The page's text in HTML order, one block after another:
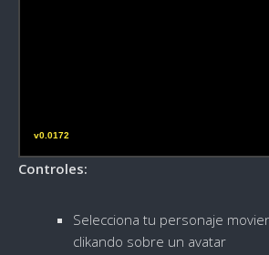
v0.0172
Controles:
Selecciona tu personaje
clikando sobre un avatar